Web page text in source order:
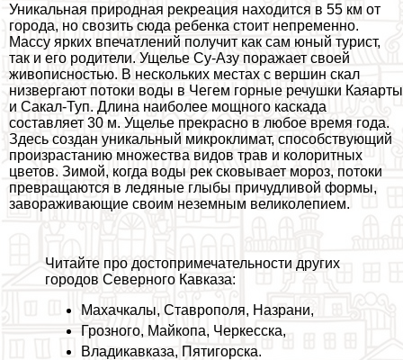
Уникальная природная рекреация находится в 55 км от
города, но свозить сюда ребенка стоит непременно.
Массу ярких впечатлений получит как сам юный турист,
так и его родители. Ущелье Су-Азу поражает своей
живописностью. В нескольких местах с вершин скал
низвергают потоки воды в Чегем горные речушки Каяарты
и Сакал-Туп. Длина наиболее мощного каскада
составляет 30 м. Ущелье прекрасно в любое время года.
Здесь создан уникальный микроклимат, способствующий
произрастанию множества видов трав и колоритных
цветов. Зимой, когда воды рек сковывает мороз, потоки
превращаются в ледяные глыбы причудливой формы,
завораживающие своим неземным великолепием.
Читайте про достопримечательности других
городов Северного Кавказа:
Махачкалы, Ставрополя, Назрани,
Грозного, Майкопа, Черкесска,
Владикавказа, Пятигорска.